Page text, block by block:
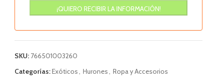
SKU: 766501003260
Categorías:Exóticos, Hurones, Ropa y Accesorios